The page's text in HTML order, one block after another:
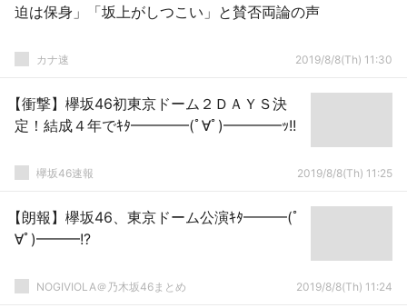
迫は保身」「坂上がしつこい」と賛否両論の声
カナ速 2019/8/8(Th) 11:30
【衝撃】欅坂46初東京ドーム２ＤＡＹＳ決
定！結成４年でｷﾀ━━━━(ﾟ∀ﾟ)━━━━ｯ!!
欅坂46速報 2019/8/8(Th) 11:25
【朗報】欅坂46、東京ドーム公演ｷﾀ━━━(ﾟ
∀ﾟ)━━━!?
NOGIVIOLA＠乃木坂46まとめ 2019/8/8(Th) 11:24